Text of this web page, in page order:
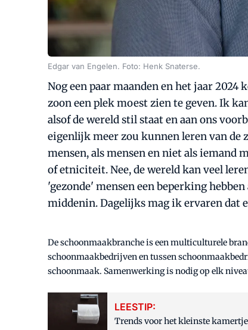
Edgar van Engelen. Foto: Henk Snaterse.
Nog een paar maanden en het jaar
zoon een plek moest zien te geven. Ik
alsof de wereld stil staat en aan ons
eigenlijk meer zou kunnen leren van de
mensen, als mensen en niet als iemand
of etniciteit. Nee, de wereld kan veel
'gezonde' mensen een beperking
middenin. Dagelijks mag ik ervaren dat
De schoonmaakbranche is een multiculturele
schoonmaakbedrijven en tussen
schoonmaak. Samenwerking is nodig op elk
LEESTIP:
Trends voor het kleinste